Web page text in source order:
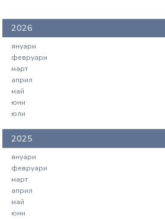
2026
януари
февруари
март
април
май
юни
юли
2025
януари
февруари
март
април
май
юни